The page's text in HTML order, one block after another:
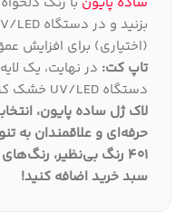
(اختیاری) برای افزایش
تاپ کت: در نهایت، یک لایه
دستگاه UV/LED خشک کنید.
لاک ژل ساده پایون،
حرفه‌ای و علاقمندان به
401 رنگ بی‌نظیر،
سبد خرید اضافه کنید!